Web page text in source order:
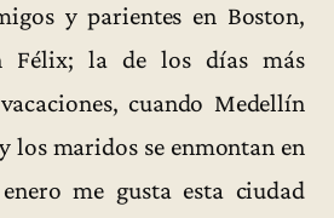
y parientes en Boston,
Félix; la de los días más
cuando Medellín
los maridos se enmontan en
me gusta esta ciudad